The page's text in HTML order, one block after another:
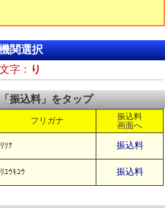
関選択
字： り
振込料」をタップ
フリガナ
振込料
画面へ
ﾘｿﾅ 振込料
ﾘﾕｳｷﾕｳ 振込料